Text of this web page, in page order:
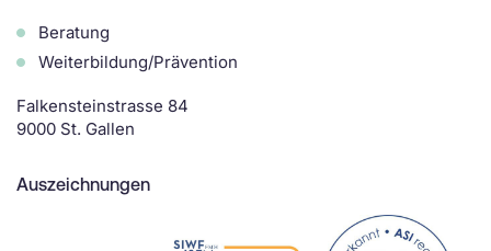
Beratung
Weiterbildung/Prävention
Falkensteinstrasse 84
9000 St. Gallen
Auszeichnungen